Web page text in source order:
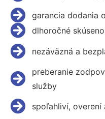
garancia dodania
dlhoročné
nezáväzná a
preberanie
služby
spoľahliví, overení